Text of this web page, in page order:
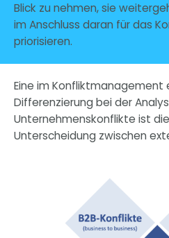
Blick zu nehmen, sie
im Anschluss daran für das
priorisieren.
Eine im Konfliktmanagement
Differenzierung bei der
Unternehmenskonflikte ist
Unterscheidung zwischen